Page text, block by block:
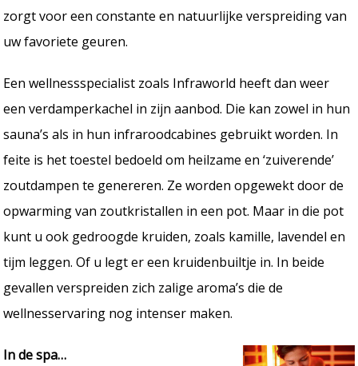
zorgt voor een constante en natuurlijke verspreiding van
uw favoriete geuren.
Een wellnessspecialist zoals Infraworld heeft dan weer
een verdamperkachel in zijn aanbod. Die kan zowel in hun
sauna’s als in hun infraroodcabines gebruikt worden. In
feite is het toestel bedoeld om heilzame en ‘zuiverende’
zoutdampen te genereren. Ze worden opgewekt door de
opwarming van zoutkristallen in een pot. Maar in die pot
kunt u ook gedroogde kruiden, zoals kamille, lavendel en
tijm leggen. Of u legt er een kruidenbuiltje in. In beide
gevallen verspreiden zich zalige aroma’s die de
wellnesservaring nog intenser maken.
In de spa…